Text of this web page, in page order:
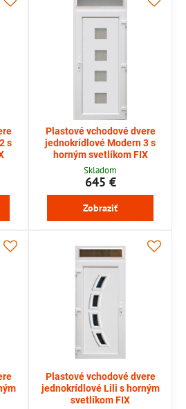
s
Plastové vchodové dvere
jednokrídlové Modern 3 s
horným svetlíkom FIX
Skladom
645 €
Zobraziť
Plastové vchodové dvere
jednokrídlové Lili s horným
svetlíkom FIX